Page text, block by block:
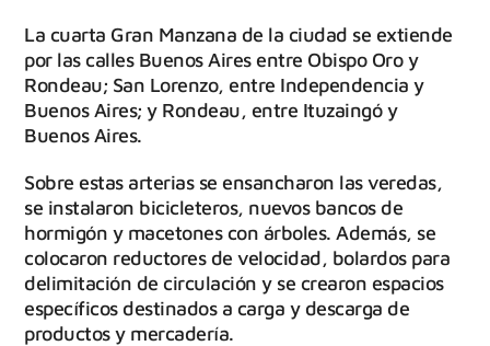
La cuarta Gran Manzana de la ciudad se extiende
por las calles Buenos Aires entre Obispo Oro y
Rondeau; San Lorenzo, entre Independencia y
Buenos Aires; y Rondeau, entre Ituzaingó y
Buenos Aires.
Sobre estas arterias se ensancharon las veredas,
se instalaron bicicleteros, nuevos bancos de
hormigón y macetones con árboles. Además, se
colocaron reductores de velocidad, bolardos para
delimitación de circulación y se crearon espacios
específicos destinados a carga y descarga de
productos y mercadería.